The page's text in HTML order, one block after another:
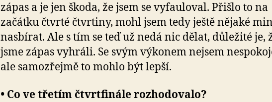
zápas a je jen škoda, že jsem se vyfauloval. Přišlo to na
začátku čtvrté čtvrtiny, mohl jsem tedy ještě nějaké
nasbírat. Ale s tím se teď už nedá nic dělat, důležité je,
jsme zápas vyhráli. Se svým výkonem nejsem
ale samozřejmě to mohlo být lepší.
• Co ve třetím čtvrtfinále rozhodovalo?